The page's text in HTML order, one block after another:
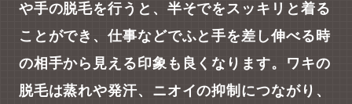
や手の脱毛を行うと、半そでをスッキリと着る
ことができ、仕事などでふと手を差し伸べる時
の相手から見える印象も良くなります。ワキの
脱毛は蒸れや発汗、ニオイの抑制につながり、